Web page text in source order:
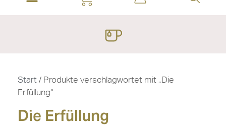
Start / Produkte verschlagwortet mit „Die
Erfüllung“
Die Erfüllung